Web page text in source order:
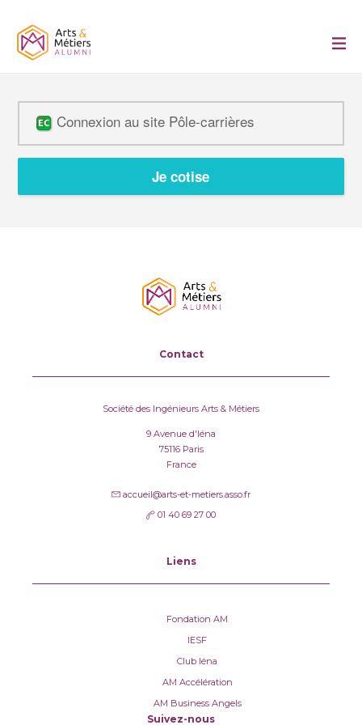
Connexion au site Pôle-carrières
Je cotise
Contact
Société des Ingénieurs Arts & Métiers
9 Avenue d'Iéna
75116 Paris
France
accueil@arts-et-metiers.asso.fr
01 40 69 27 00
Liens
Fondation AM
IESF
Club Iéna
AM Accélération
AM Business Angels
Suivez-nous